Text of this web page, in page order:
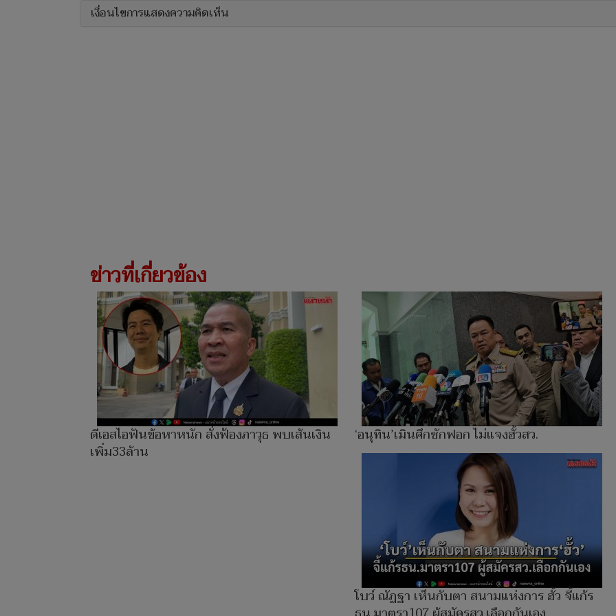
เงื่อนไขการแสดงความคิดเห็น
ข่าวที่เกี่ยวข้อง
ดีเอสไอฟันข้อหาหนัก สั่งฟ้องภาวุธ พบเส้นเงิน
เพิ่ม33ล้าน
‘อนุทิน’เมินศึกซักฟอก ไม่แจงฮั้วสว.
โบว์ ณัฏฐา เห็นกับตา สนามแห่งการ ฮั้ว จี้แก้ร